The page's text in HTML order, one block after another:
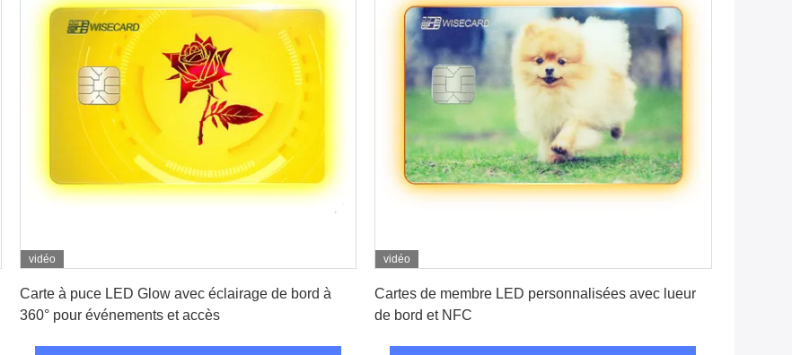
vidéo
Carte à puce LED Glow avec éclairage de bord à
360° pour événements et accès
vidéo
Cartes de membre LED personnalisées avec lueur
de bord et NFC